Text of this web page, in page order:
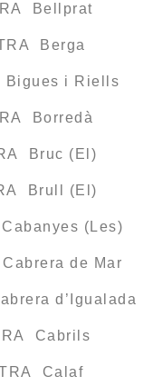
Bellprat
Berga
Bigues i Riells
Borredà
Bruc (El)
Brull (El)
(Les)
de Mar
d’Igualada
Cabrils
Calaf